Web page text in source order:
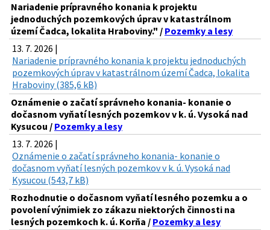
Nariadenie prípravného konania k projektu
jednoduchých pozemkových úprav v katastrálnom
území Čadca, lokalita Hraboviny." / Pozemky a lesy
13. 7. 2026 |
Nariadenie prípravného konania k projektu jednoduchých
pozemkových úprav v katastrálnom území Čadca, lokalita
Hraboviny (385,6 kB)
Oznámenie o začatí správneho konania- konanie o
dočasnom vyňatí lesných pozemkov v k. ú. Vysoká nad
Kysucou / Pozemky a lesy
13. 7. 2026 |
Oznámenie o začatí správneho konania- konanie o
dočasnom vyňatí lesných pozemkov v k. ú. Vysoká nad
Kysucou (543,7 kB)
Rozhodnutie o dočasnom vyňatí lesného pozemku a o
povolení výnimiek zo zákazu niektorých činnosti na
lesných pozemkoch k. ú. Korňa / Pozemky a lesy